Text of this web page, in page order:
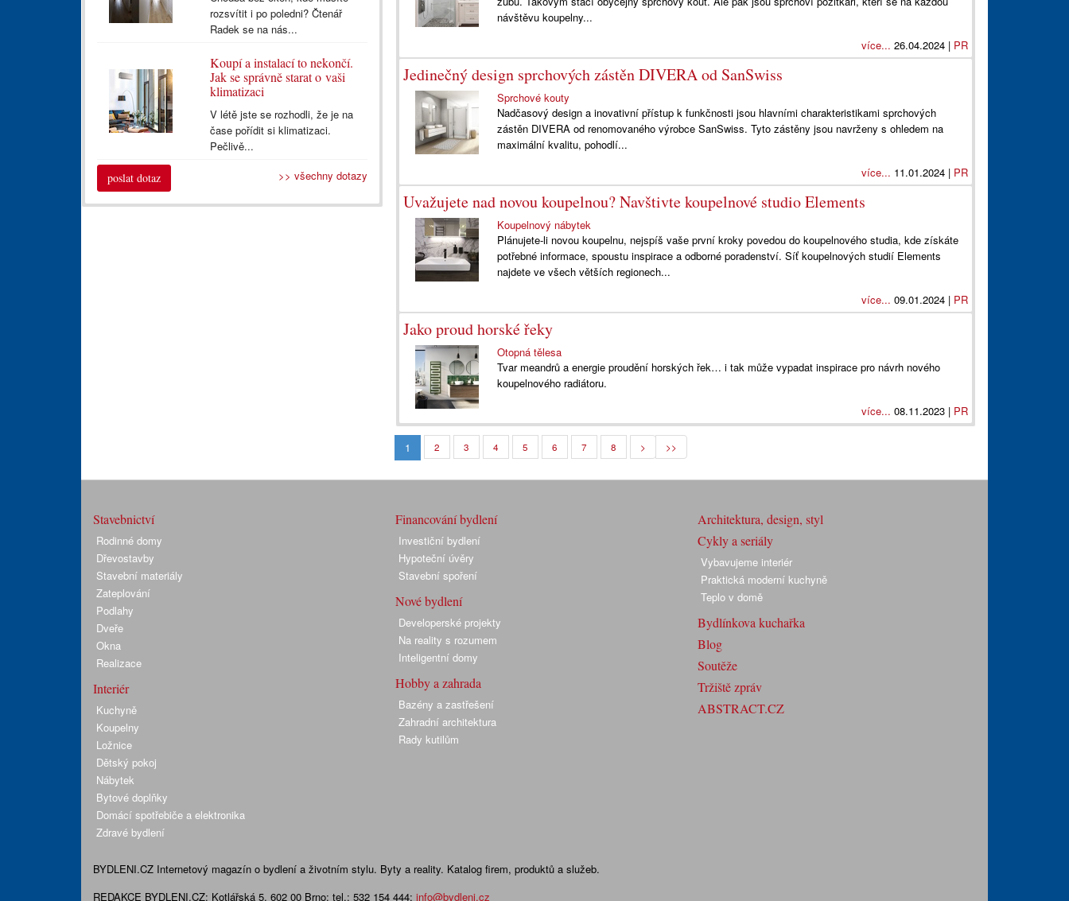
návštěvu koupelny...
více... 26.04.2024 | PR
Jedinečný design sprchových zástěn DIVERA od SanSwiss
Sprchové kouty
Nadčasový design a inovativní přístup k funkčnosti jsou hlavními charakteristikami sprchových
zástěn DIVERA od renomovaného výrobce SanSwiss. Tyto zástěny jsou navrženy s ohledem na
maximální kvalitu, pohodlí...
více... 11.01.2024 | PR
Uvažujete nad novou koupelnou? Navštivte koupelnové studio Elements
Koupelnový nábytek
Plánujete-li novou koupelnu, nejspíš vaše první kroky povedou do koupelnového studia, kde získáte
potřebné informace, spoustu inspirace a odborné poradenství. Síť koupelnových studií Elements
najdete ve všech větších regionech...
více... 09.01.2024 | PR
Jako proud horské řeky
Otopná tělesa
Tvar meandrů a energie proudění horských řek… i tak může vypadat inspirace pro návrh nového
koupelnového radiátoru.
více... 08.11.2023 | PR
1 2 3 4 5 6 7 8 > >>
rozsvítit i po poledni? Čtenář
Radek se na nás...
Koupí a instalací to nekončí.
Jak se správně starat o vaši
klimatizaci
V létě jste se rozhodli, že je na
čase pořídit si klimatizaci.
Pečlivě...
poslat dotaz >> všechny dotazy
Stavebnictví
Rodinné domy
Dřevostavby
Stavební materiály
Zateplování
Podlahy
Dveře
Okna
Realizace
Interiér
Kuchyně
Koupelny
Ložnice
Dětský pokoj
Nábytek
Bytové doplňky
Domácí spotřebiče a elektronika
Zdravé bydlení
Financování bydlení
Investiční bydlení
Hypoteční úvěry
Stavební spoření
Nové bydlení
Developerské projekty
Na reality s rozumem
Inteligentní domy
Hobby a zahrada
Bazény a zastřešení
Zahradní architektura
Rady kutilům
Architektura, design, styl
Cykly a seriály
Vybavujeme interiér
Praktická moderní kuchyně
Teplo v domě
Bydlínkova kuchařka
Blog
Soutěže
Tržiště zpráv
ABSTRACT.CZ
BYDLENI.CZ Internetový magazín o bydlení a životním stylu. Byty a reality. Katalog firem, produktů a služeb.
REDAKCE BYDLENI.CZ: Kotlářská 5, 602 00 Brno; tel.: 532 154 444; info@bydleni.cz